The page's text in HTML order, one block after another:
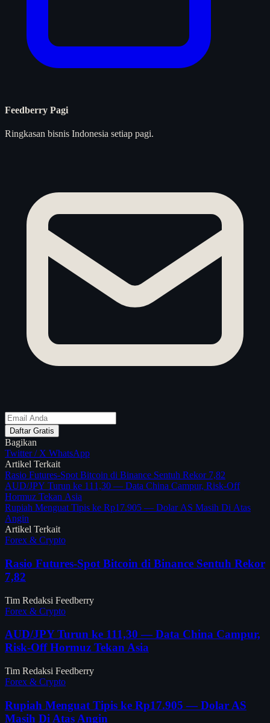
Feedberry Pagi
Ringkasan bisnis Indonesia setiap pagi.
Daftar Gratis
Bagikan
Twitter / X WhatsApp
Artikel Terkait
Rasio Futures-Spot Bitcoin di Binance Sentuh Rekor 7,82
AUD/JPY Turun ke 111,30 — Data China Campur, Risk-Off
Hormuz Tekan Asia
Rupiah Menguat Tipis ke Rp17.905 — Dolar AS Masih Di Atas
Angin
Artikel Terkait
Forex & Crypto
Rasio Futures-Spot Bitcoin di Binance Sentuh Rekor
7,82
Tim Redaksi Feedberry
Forex & Crypto
AUD/JPY Turun ke 111,30 — Data China Campur,
Risk-Off Hormuz Tekan Asia
Tim Redaksi Feedberry
Forex & Crypto
Rupiah Menguat Tipis ke Rp17.905 — Dolar AS
Masih Di Atas Angin